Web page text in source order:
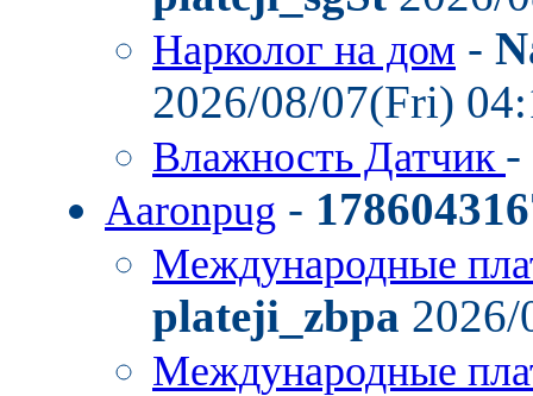
Нарколог на дом -
2026/08/07(Fri)
Влажность Датчик -
Aaronpug -
Международные
plateji_zbpa
Международные